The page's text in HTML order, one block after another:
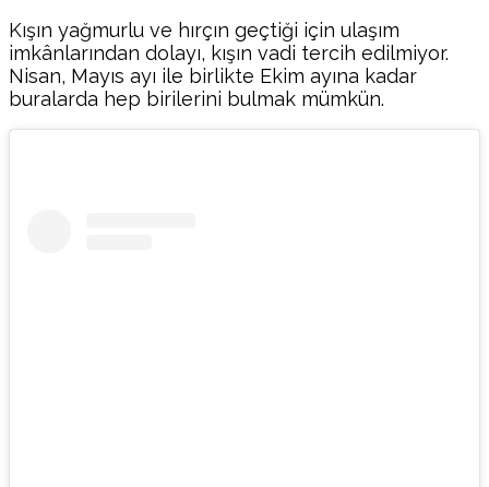
Kışın yağmurlu ve hırçın geçtiği için ulaşım
imkânlarından dolayı, kışın vadi tercih edilmiyor.
Nisan, Mayıs ayı ile birlikte Ekim ayına kadar
buralarda hep birilerini bulmak mümkün.